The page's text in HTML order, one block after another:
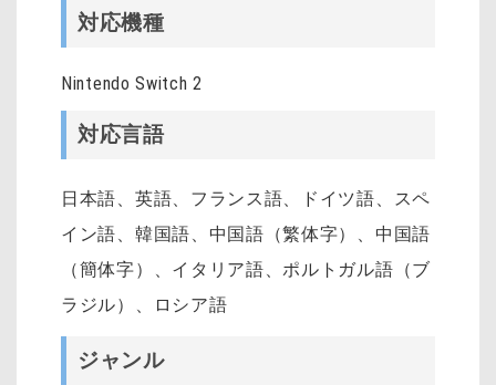
対応機種
Nintendo Switch 2
対応言語
日本語、英語、フランス語、ドイツ語、スペ
イン語、韓国語、中国語（繁体字）、中国語
（簡体字）、イタリア語、ポルトガル語（ブ
ラジル）、ロシア語
ジャンル